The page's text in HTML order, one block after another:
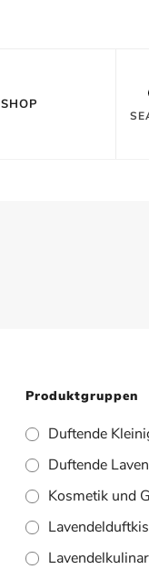
SHOP
Produktgruppen
Duftende
Duftende
Kosmetik und